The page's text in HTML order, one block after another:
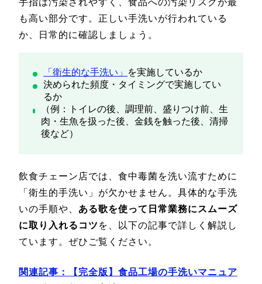
も高い部分です。正しい手洗いが行われている
か、日常的に確認しましょう。
「衛生的な手洗い」
を実施しているか
決められた頻度・タイミングで実施してい
るか
（例：トイレの後、調理前、盛りつけ前、生
肉・生魚を扱った後、金銭を触った後、清掃
後など）
飲食チェーン店では、食中毒菌を洗い流すために
「衛生的手洗い」が欠かせません。具体的な手洗
いの手順や、 ある歌を使って日常業務にスムーズ
に取り入れるコツ を、以下の記事で詳しく解説し
ています。ぜひご覧ください。
関連記事：【完全版】食品工場の手洗いマニュア